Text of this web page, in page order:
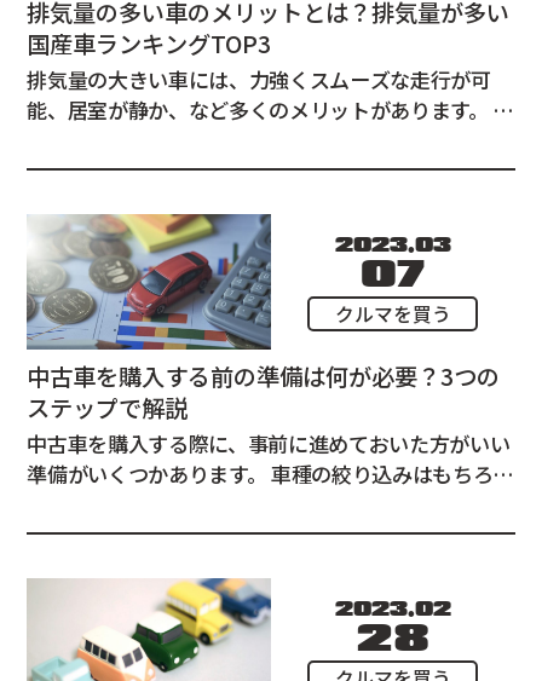
排気量の多い車のメリットとは？排気量が多い
国産車ランキングTOP3
排気量の大きい車には、力強くスムーズな走行が可
能、居室が静か、など多くのメリットがあります。 逆
ストがかかることがデメリットとして挙げられます。
し、「国産車の中で排気量の多い車」をランキング...
2023.03
07
クルマを買う
中古車を購入する前の準備は何が必要？3つの
ステップで解説
中古車を購入する際に、事前に進めておいた方がいい
準備がいくつかあります。 車種の絞り込みはもちろん
ンの検討を進めておくことで、購入の際の交渉を優位
は3つのステップに分けて、中古車を購入する前...
2023.02
28